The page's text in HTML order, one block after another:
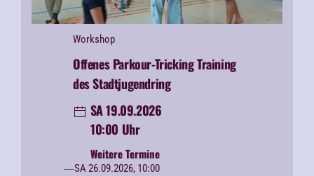
Workshop
Offenes Parkour-Tricking Training
des Stadtjugendring
SA 19.09.2026
10:00 Uhr
Weitere Termine
SA 26.09.2026, 10:00